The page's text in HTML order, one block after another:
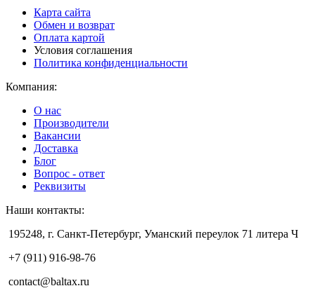
Карта сайта
Обмен и возврат
Оплата картой
Условия соглашения
Политика конфиденциальности
Компания:
О нас
Производители
Вакансии
Доставка
Блог
Вопрос - ответ
Реквизиты
Наши контакты:
195248, г. Санкт-Петербург, Уманский переулок 71 литера Ч
+7 (911) 916-98-76
contact@baltax.ru